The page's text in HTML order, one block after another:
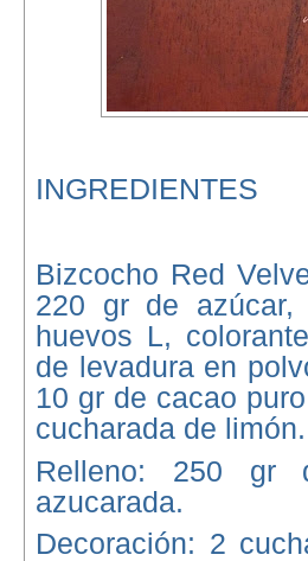
INGREDIENTES
Bizcocho Red
220 gr de
huevos L,
de levadura en
10 gr de cacao
cucharada de limón.
Relleno: 250 gr
azucarada.
Decoración: 2